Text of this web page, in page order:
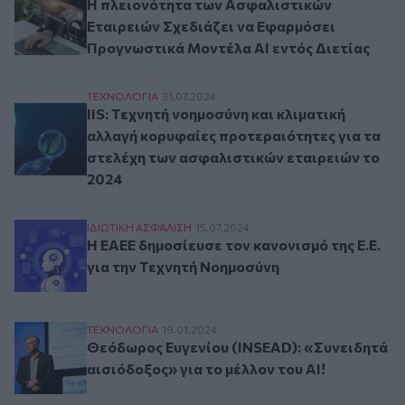
Η πλειονότητα των Ασφαλιστικών
Εταιρειών Σχεδιάζει να Εφαρμόσει
Προγνωστικά Μοντέλα AI εντός Διετίας
IIS: Τεχνητή νοημοσύνη και κλιματική αλλαγή
ΤΕΧΝΟΛΟΓΙΑ 31.07.2024
IIS: Τεχνητή νοημοσύνη και κλιματική
αλλαγή κορυφαίες προτεραιότητες για τα
στελέχη των ασφαλιστικών εταιρειών το
2024
Η ΕΑΕΕ δημοσίευσε τον κανονισμό της Ε.Ε.
ΙΔΙΩΤΙΚΗ ΑΣΦAΛΙΣΗ 15.07.2024
Η ΕΑΕΕ δημοσίευσε τον κανονισμό της Ε.Ε.
για την Τεχνητή Νοημοσύνη
Θεόδωρος Ευγενίου (INSEAD): «Συνειδητά
ΤΕΧΝΟΛΟΓΙΑ 19.01.2024
Θεόδωρος Ευγενίου (INSEAD): «Συνειδητά
αισιόδοξος» για το μέλλον του ΑΙ!